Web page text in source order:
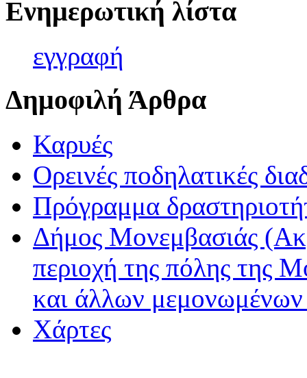
Ενημερωτική λίστα
εγγραφή
Δημοφιλή Άρθρα
Καρυές
Ορεινές ποδηλατικές
Πρόγραμμα
Δήμος Μονεμβασιάς
περιοχή της πόλης της
και άλλων
Χάρτες